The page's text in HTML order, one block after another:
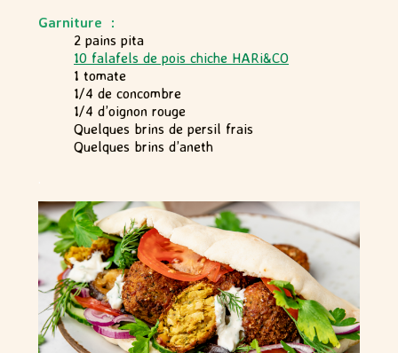
Garniture :
2 pains pita
10 falafels de pois chiche HARi&CO
1 tomate
1/4 de concombre
1/4 d’oignon rouge
Quelques brins de persil frais
Quelques brins d’aneth